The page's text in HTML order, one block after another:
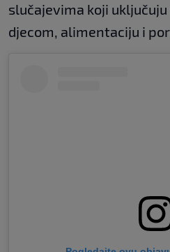
slučajevima koji
djecom, alimentaciju i